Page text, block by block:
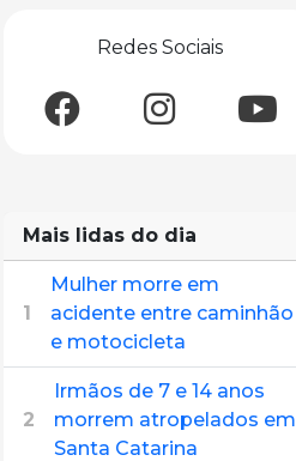
Redes Sociais
Mais lidas do dia
1
Mulher morre em
acidente entre caminhão
e motocicleta
2
Irmãos de 7 e 14 anos
morrem atropelados em
Santa Catarina